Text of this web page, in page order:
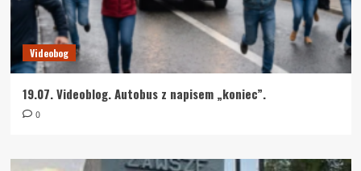
Videobog
19.07. Videoblog. Autobus z napisem „koniec”.
0